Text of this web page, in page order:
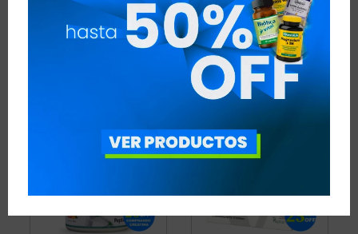
HIALURÓNICO
RECOMENDADOS